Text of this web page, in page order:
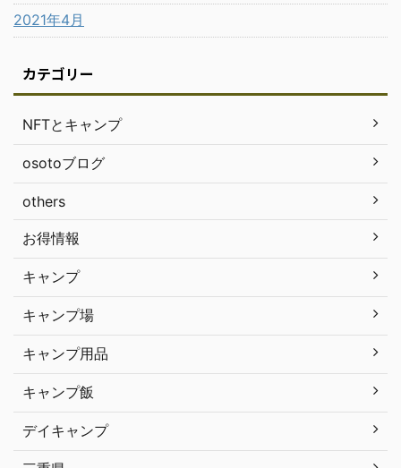
2021年4月
カテゴリー
NFTとキャンプ
osotoブログ
others
お得情報
キャンプ
キャンプ場
キャンプ用品
キャンプ飯
デイキャンプ